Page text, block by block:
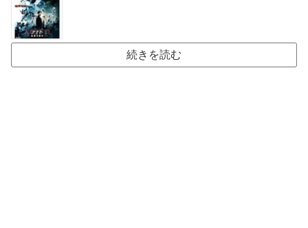
続きを読む